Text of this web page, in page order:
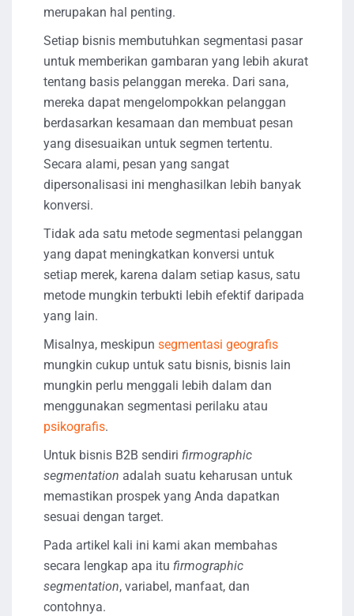
merupakan hal penting.
Setiap bisnis membutuhkan segmentasi pasar
untuk memberikan gambaran yang lebih akurat
tentang basis pelanggan mereka. Dari sana,
mereka dapat mengelompokkan pelanggan
berdasarkan kesamaan dan membuat pesan
yang disesuaikan untuk segmen tertentu.
Secara alami, pesan yang sangat
dipersonalisasi ini menghasilkan lebih banyak
konversi.
Tidak ada satu metode segmentasi pelanggan
yang dapat meningkatkan konversi untuk
setiap merek, karena dalam setiap kasus, satu
metode mungkin terbukti lebih efektif daripada
yang lain.
Misalnya, meskipun segmentasi geografis
mungkin cukup untuk satu bisnis, bisnis lain
mungkin perlu menggali lebih dalam dan
menggunakan segmentasi perilaku atau
psikografis.
Untuk bisnis B2B sendiri firmographic
segmentation adalah suatu keharusan untuk
memastikan prospek yang Anda dapatkan
sesuai dengan target.
Pada artikel kali ini kami akan membahas
secara lengkap apa itu firmographic
segmentation, variabel, manfaat, dan
contohnya.